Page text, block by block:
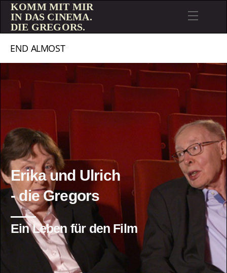
KOMM MIT MIR
IN DAS CINEMA.
DIE GREGORS.
END ALMOST
Erika und Ulrich
- die Gregors
Ein Leben für den Film